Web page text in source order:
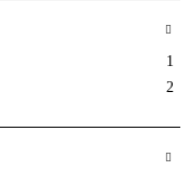
8
8
8
1
2